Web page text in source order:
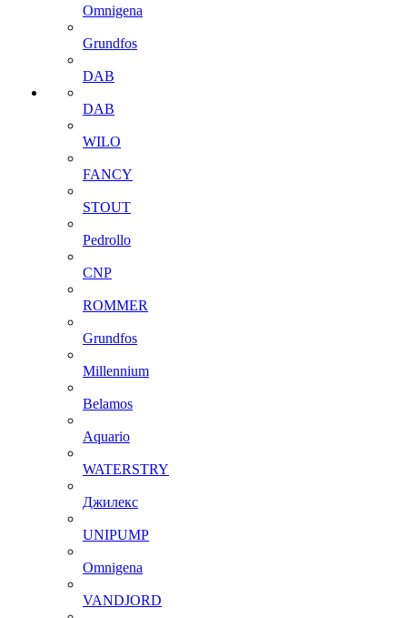
Omnigena
Grundfos
DAB
DAB
WILO
FANCY
STOUT
Pedrollo
CNP
ROMMER
Grundfos
Millennium
Belamos
Aquario
WATERSTRY
Джилекс
UNIPUMP
Omnigena
VANDJORD